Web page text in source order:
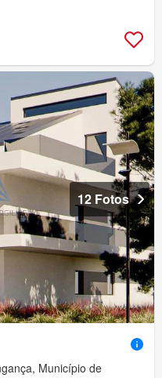
12 Fotos
Município de